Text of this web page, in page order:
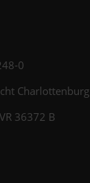
0
Charlottenburg
36372 B